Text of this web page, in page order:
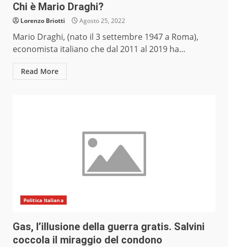
Chi è Mario Draghi?
Lorenzo Briotti Agosto 25, 2022
Mario Draghi, (nato il 3 settembre 1947 a Roma),
economista italiano che dal 2011 al 2019 ha...
Read More
Politica Italiana
Gas, l’illusione della guerra gratis. Salvini
coccola il miraggio del condono